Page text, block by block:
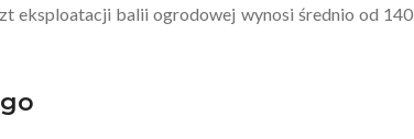
eksploatacji balii ogrodowej wynosi średnio od 140